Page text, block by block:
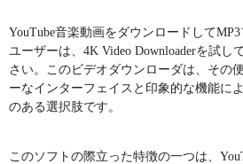
YouTube音楽動画をダウンロードして
ユーザーは、4K Video Downloaderを試し
さい。このビデオダウンローダは、その
ーなインターフェイスと印象的な機能に
のある選択肢です。
このソフトの際立った特徴の一つは、